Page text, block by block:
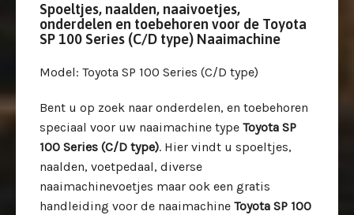
Spoeltjes, naalden, naaivoetjes,
onderdelen en toebehoren voor de Toyota
SP 100 Series (C/D type) Naaimachine
Model: Toyota SP 100 Series (C/D type)
Bent u op zoek naar onderdelen, en toebehoren
speciaal voor uw naaimachine type Toyota SP
100 Series (C/D type). Hier vindt u spoeltjes,
naalden, voetpedaal, diverse
naaimachinevoetjes maar ook een gratis
handleiding voor de naaimachine Toyota SP 100